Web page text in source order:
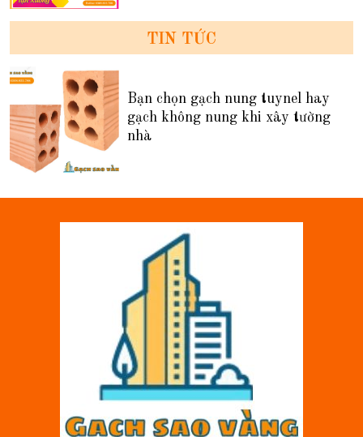
TIN TỨC
Bạn chọn gạch nung tuynel hay
gạch không nung khi xây tường
nhà